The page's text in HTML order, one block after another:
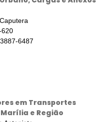
620
6487
em Transportes
e Região